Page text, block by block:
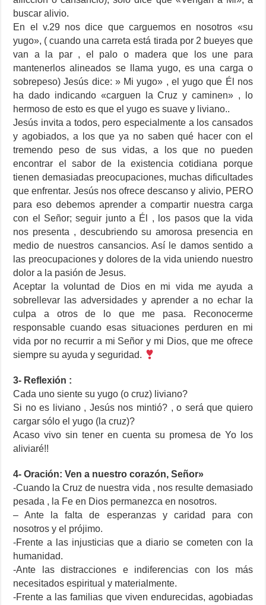
buscar alivio.
En el v.29 nos dice que carguemos en nosotros «su
yugo», ( cuando una carreta está tirada por 2 bueyes que
van a la par , el palo o madera que los une para
mantenerlos alineados se llama yugo, es una carga o
sobrepeso) Jesús dice: » Mi yugo» , el yugo que Él nos
ha dado indicando «carguen la Cruz y caminen» , lo
hermoso de esto es que el yugo es suave y liviano..
Jesús invita a todos, pero especialmente a los cansados
y agobiados, a los que ya no saben qué hacer con el
tremendo peso de sus vidas, a los que no pueden
encontrar el sabor de la existencia cotidiana porque
tienen demasiadas preocupaciones, muchas dificultades
que enfrentar. Jesús nos ofrece descanso y alivio, PERO
para eso debemos aprender a compartir nuestra carga
con el Señor; seguir junto a Él , los pasos que la vida
nos presenta , descubriendo su amorosa presencia en
medio de nuestros cansancios. Así le damos sentido a
las preocupaciones y dolores de la vida uniendo nuestro
dolor a la pasión de Jesus.
Aceptar la voluntad de Dios en mi vida me ayuda a
sobrellevar las adversidades y aprender a no echar la
culpa a otros de lo que me pasa. Reconocerme
responsable cuando esas situaciones perduren en mi
vida por no recurrir a mi Señor y mi Dios, que me ofrece
siempre su ayuda y seguridad.
3- Reflexión :
Cada uno siente su yugo (o cruz) liviano?
Si no es liviano , Jesús nos mintió? , o será que quiero
cargar sólo el yugo (la cruz)?
Acaso vivo sin tener en cuenta su promesa de Yo los
aliviaré!!
4- Oración: Ven a nuestro corazón, Señor»
-Cuando la Cruz de nuestra vida , nos resulte demasiado
pesada , la Fe en Dios permanezca en nosotros.
– Ante la falta de esperanzas y caridad para con
nosotros y el prójimo.
-Frente a las injusticias que a diario se cometen con la
humanidad.
-Ante las distracciones e indiferencias con los más
necesitados espiritual y materialmente.
-Frente a las familias que viven endurecidas, agobiadas